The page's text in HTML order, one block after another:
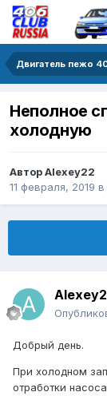
Двигатель пежо
Неполное
холодную
АвторAlexey22
11 февраля, 2019 в
Добрый день.
При холодном
отработки